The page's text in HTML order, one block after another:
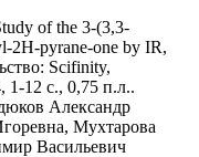
of the 3-(3,3-
2H-pyrane-one by IR,
Scifinity,
1-12 с., 0,75 п.л..
Александр
Мухтарова
Васильевич